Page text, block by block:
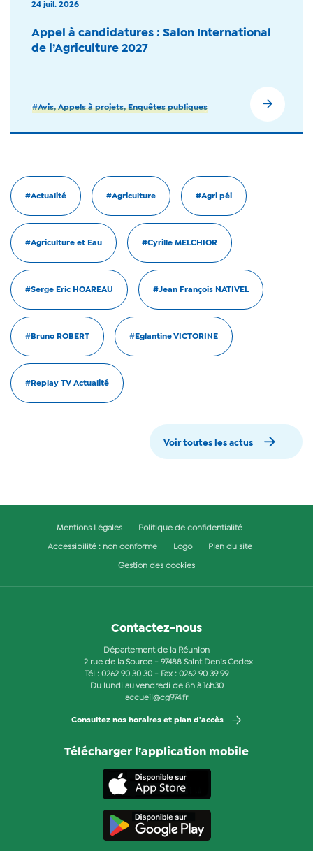
24 juil. 2026
Appel à candidatures : Salon International
de l’Agriculture 2027
#Avis, Appels à projets, Enquêtes publiques
#Actualité #Agriculture #Agri péi
#Agriculture et Eau #Cyrille MELCHIOR
#Serge Eric HOAREAU #Jean François NATIVEL
#Bruno ROBERT #Eglantine VICTORINE
#Replay TV Actualité
Voir toutes les actus
Mentions Légales Politique de confidentialité
Accessibilité : non conforme Logo Plan du site
Gestion des cookies
Contactez-nous
Département de la Réunion
2 rue de la Source - 97488 Saint Denis Cedex
Tél : 0262 90 30 30 - Fax : 0262 90 39 99
Du lundi au vendredi de 8h à 16h30
accueil@cg974.fr
Consultez nos horaires et plan d'accès
Télécharger l’application mobile